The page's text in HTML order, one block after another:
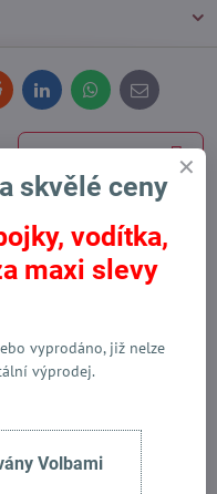
LinkedInWhatsApp
E-
mail
Následující produkt
Vodítko Round & Soft Elk
skvělé ceny
vodítka,
maxi slevy
vyprodáno, již nelze
výprodej.
Volbami